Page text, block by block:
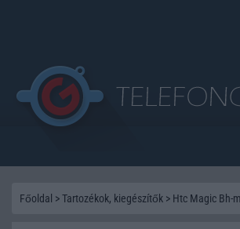
Főoldal >Tartozékok, kiegészítők > Htc Magic Bh-